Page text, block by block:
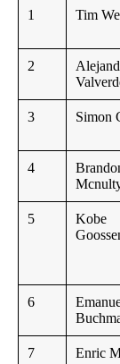
1
Tim
2
3
Simon
4
5
Kobe
6
7
Enric